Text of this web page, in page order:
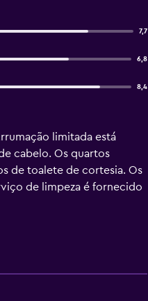
7,7
6,8
8,4
limitada está
cabelo. Os quartos
de toalete de cortesia. Os
de limpeza é fornecido